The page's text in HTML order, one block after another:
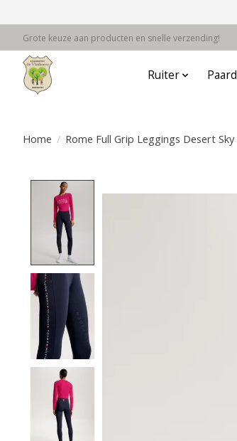
Grote keuze aan producten en snelle verzending!
Ruiter Paard
Home / Rome Full Grip Leggings Desert Sky